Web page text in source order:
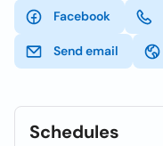
Facebook
Send email
Schedules